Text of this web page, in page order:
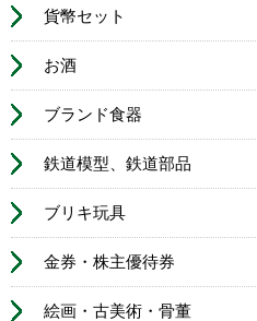
貨幣セット
お酒
ブランド食器
鉄道模型、鉄道部品
ブリキ玩具
金券・株主優待券
絵画・古美術・骨董